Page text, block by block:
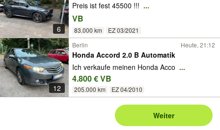
6
Preis ist fest 45500 !!! ...
VB
83.000 km EZ 03/2021
12
Berlin Heute, 21:12
Honda Accord 2.0 B Automatik
Ich verkaufe meinen Honda Acco ...
4.800 € VB
205.000 km EZ 04/2010
Weiter